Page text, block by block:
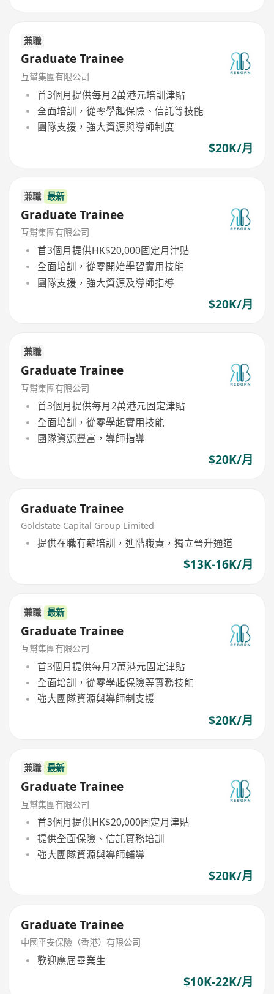
兼職
Graduate Trainee
互幫集團有限公司
首3個月提供每月2萬港元培訓津貼
全面培訓，從零學起保險、信託等技能
團隊支援，強大資源與導師制度
$20K/月
兼職 最新
Graduate Trainee
互幫集團有限公司
首3個月提供HK$20,000固定月津貼
全面培訓，從零開始學習實用技能
團隊支援，強大資源及導師指導
$20K/月
兼職
Graduate Trainee
互幫集團有限公司
首3個月提供每月2萬港元固定津貼
全面培訓，從零學起實用技能
團隊資源豐富，導師指導
$20K/月
Graduate Trainee
Goldstate Capital Group Limited
提供在職有薪培訓，進階職責，獨立晉升通道
$13K-16K/月
兼職 最新
Graduate Trainee
互幫集團有限公司
首3個月提供每月2萬港元固定津貼
全面培訓，從零學起保險等實務技能
強大團隊資源與導師制支援
$20K/月
兼職 最新
Graduate Trainee
互幫集團有限公司
首3個月提供HK$20,000固定月津貼
提供全面保險、信託實務培訓
強大團隊資源與導師輔導
$20K/月
Graduate Trainee
中國平安保險（香港）有限公司
歡迎應屆畢業生
$10K-22K/月